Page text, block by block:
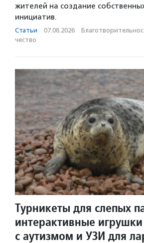
жителей на создание
инициатив.
Статьи · 07.08.2026 ·
чест­во
Турникеты для слепых
интерактивные
с аутизмом и УЗИ для